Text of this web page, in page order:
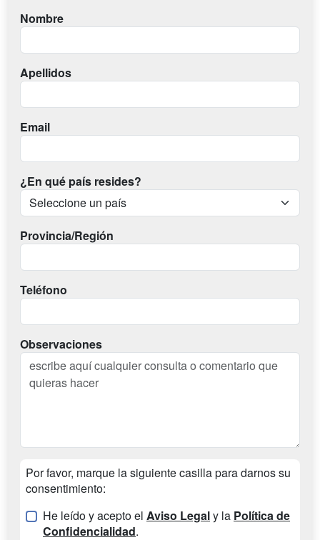
Nombre
Apellidos
Email
¿En qué país resides?
Provincia/Región
Teléfono
Observaciones
Por favor, marque la siguiente casilla para darnos su
consentimiento:
He leído y acepto el Aviso Legaly la Política de
Confidencialidad.